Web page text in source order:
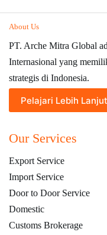
Produk
About Us
PT. Arche Mitra Global
Internasional yang
strategis di Indonesia.
Pelajari Lebih Lanjut
Our Services
Export Service
Import Service
Door to Door Service
Domestic
Customs Brokerage